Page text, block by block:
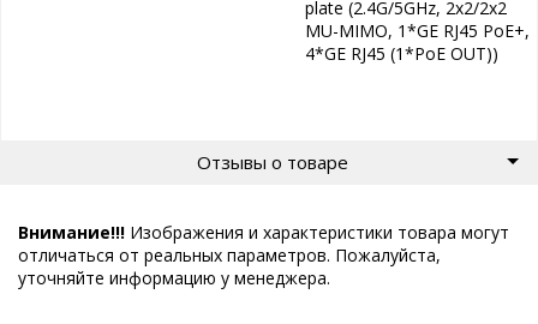
plate (2.4G/5GHz, 2x2/2x2
MU-MIMO, 1*GE RJ45 PoE+,
4*GE RJ45 (1*PoE OUT))
Отзывы о товаре
Внимание!!! Изображения и характеристики товара могут
отличаться от реальных параметров. Пожалуйста,
уточняйте информацию у менеджера.